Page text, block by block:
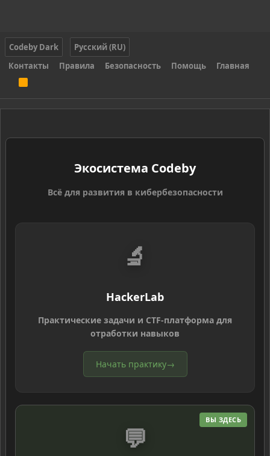
Codeby Dark
Русский (RU)
Контакты
Правила Безопасность Помощь Главная
S
Экосистема Codeby
Всё для развития в кибербезопасности
🔬
HackerLab
Практические задачи и CTF-платформа для
отработки навыков
Начать практику→
ВЫ ЗДЕСЬ
💬